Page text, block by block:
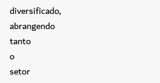
diversificado,
abrangendo
tanto
o
setor